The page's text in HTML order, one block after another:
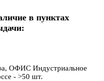
в пунктах
ОФИС Индустриальное
- >50 шт.